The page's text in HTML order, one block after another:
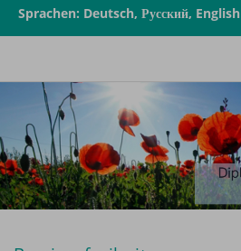
Sprachen: Deutsch, Русский, English